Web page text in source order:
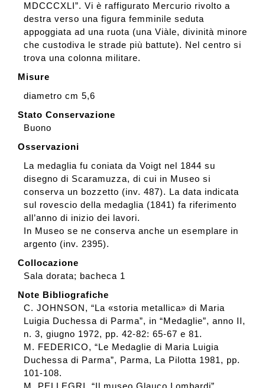
MDCCCXLI”. Vi è raffigurato Mercurio rivolto a
destra verso una figura femminile seduta
appoggiata ad una ruota (una Viàle, divinità minore
che custodiva le strade più battute). Nel centro si
trova una colonna militare.
Misure
diametro cm 5,6
Stato Conservazione
Buono
Osservazioni
La medaglia fu coniata da Voigt nel 1844 su
disegno di Scaramuzza, di cui in Museo si
conserva un bozzetto (inv. 487). La data indicata
sul rovescio della medaglia (1841) fa riferimento
all’anno di inizio dei lavori.
In Museo se ne conserva anche un esemplare in
argento (inv. 2395).
Collocazione
Sala dorata; bacheca 1
Note Bibliografiche
C. JOHNSON, “La «storia metallica» di Maria
Luigia Duchessa di Parma”, in “Medaglie”, anno II,
n. 3, giugno 1972, pp. 42-82: 65-67 e 81.
M. FEDERICO, “Le Medaglie di Maria Luigia
Duchessa di Parma”, Parma, La Pilotta 1981, pp.
101-108.